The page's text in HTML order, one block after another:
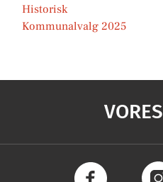
Historisk
Kommunalvalg 2025
VORES